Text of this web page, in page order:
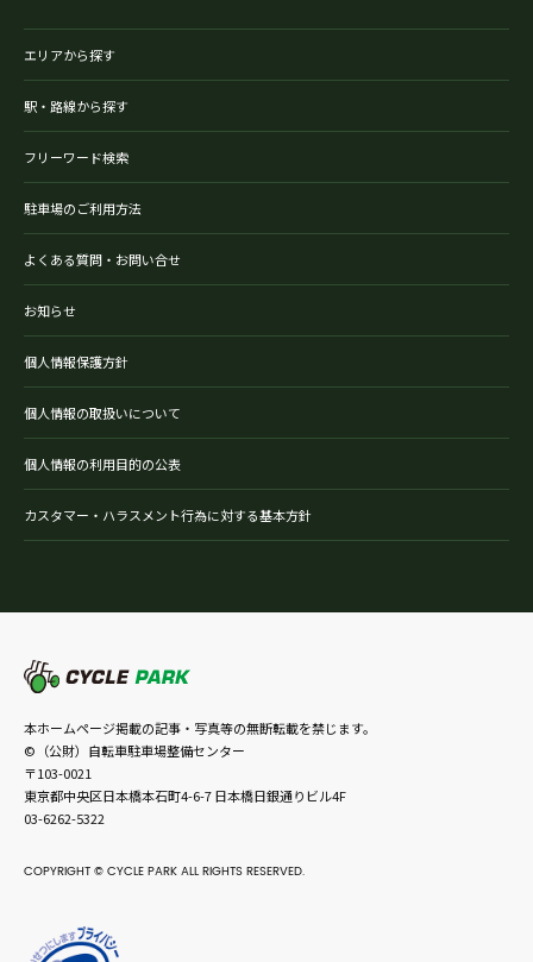
エリアから探す
駅・路線から探す
フリーワード検索
駐車場のご利用方法
よくある質問・お問い合せ
お知らせ
個人情報保護方針
個人情報の取扱いについて
個人情報の利用目的の公表
カスタマー・ハラスメント行為に対する基本方針
本ホームページ掲載の記事・写真等の無断転載を禁じます。
©（公財）自転車駐車場整備センター
〒103-0021
東京都中央区日本橋本石町4-6-7 日本橋日銀通りビル4F
03-6262-5322
COPYRIGHT © CYCLE PARK ALL RIGHTS RESERVED.